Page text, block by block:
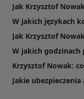
Jak Krzysztof
W jakich językach
Jak Krzysztof
W jakich godzinach
Krzysztof Nowak:
Jakie